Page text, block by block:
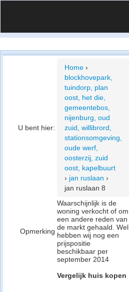
Vergelijk prijsposities - wijk
Privacy beleid
U bent hier:
Home ›
blockhovepark,
tuindorp, plan
oost, het die,
gemeentebos,
nijenburg, oud
zuid, willibrord,
stationsomgeving,
oude werf,
oosterzij, zuid
oost, kapelbuurt
› jan ruslaan ›
jan ruslaan 8
Opmerking
Waarschijnlijk is de
woning verkocht of om
een andere reden van
de markt gehaald. Wel
hebben wij nog een
prijspositie
beschikbaar per
september 2014
Vergelijk huis kopen